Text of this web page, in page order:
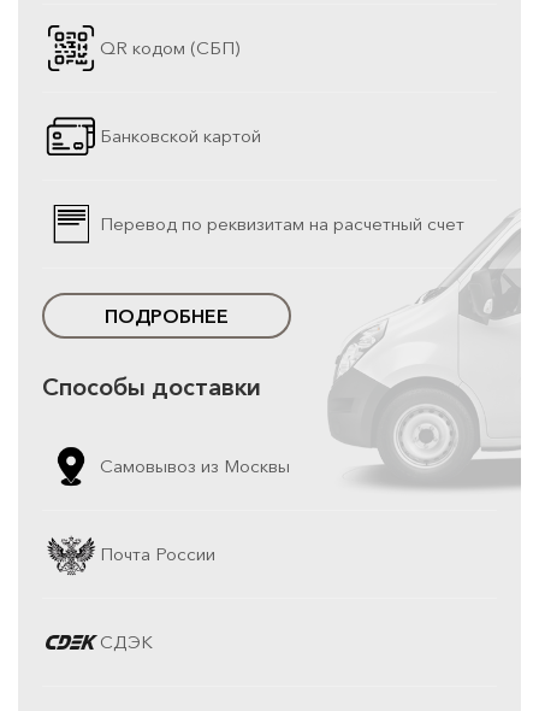
QR кодом (СБП)
Банковской картой
Перевод по реквизитам на расчетный счет
ПОДРОБНЕЕ
Способы доставки
Самовывоз из Москвы
Почта России
СДЭК